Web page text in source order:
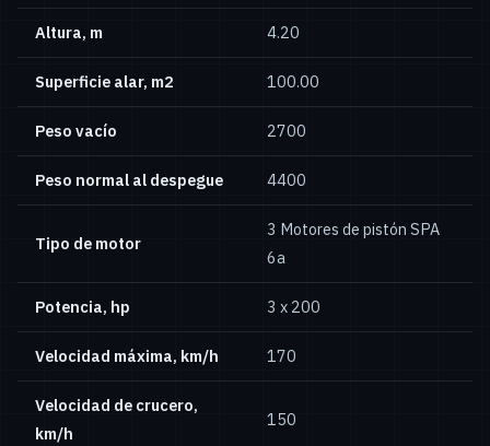
Altura, m 4.20
Superficie alar, m2 100.00
Peso vacío 2700
Peso normal al despegue 4400
Tipo de motor
3 Motores de pistón SPA
6a
Potencia, hp 3 x 200
Velocidad máxima, km/h 170
Velocidad de crucero,
km/h
150